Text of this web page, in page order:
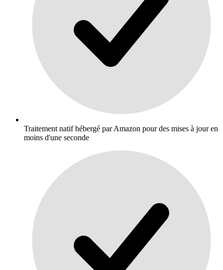
Traitement natif hébergé par Amazon pour des mises à jour en
moins d'une seconde